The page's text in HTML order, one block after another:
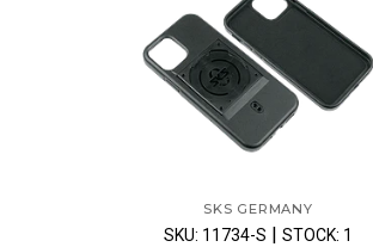
SKS GERMANY
SKU: 11734-S | STOCK: 1